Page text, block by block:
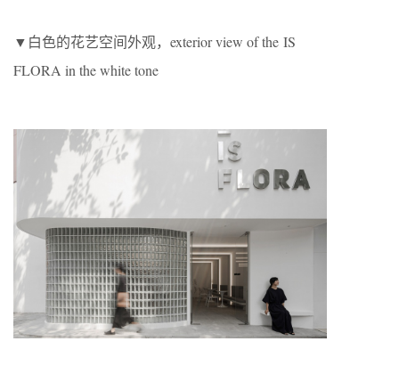
▼白色的花艺空间外观，exterior view of the IS
FLORA in the white tone